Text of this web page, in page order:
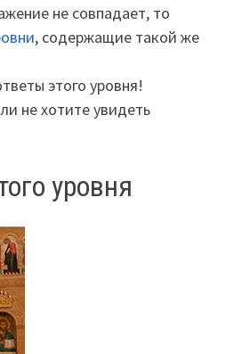
не совпадает, то
, содержащие такой же
этого уровня!
не хотите увидеть
уровня